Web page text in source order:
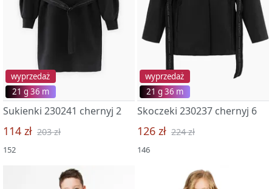
21 g 36 m
wyprzedaż
Sukienki 230241 chernyj 2
114 zł 203 zł
152
21 g 36 m
wyprzedaż
Skoczeki 230237 chernyj 6
126 zł 224 zł
146